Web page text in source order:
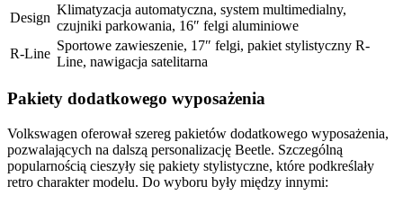
Design
Klimatyzacja automatyczna, system multimedialny,
czujniki parkowania, 16″ felgi aluminiowe
R-Line
Sportowe zawieszenie, 17″ felgi, pakiet stylistyczny R-
Line, nawigacja satelitarna
Pakiety dodatkowego wyposażenia
Volkswagen oferował szereg pakietów dodatkowego wyposażenia,
pozwalających na dalszą personalizację Beetle. Szczególną
popularnością cieszyły się pakiety stylistyczne, które podkreślały
retro charakter modelu. Do wyboru były między innymi: